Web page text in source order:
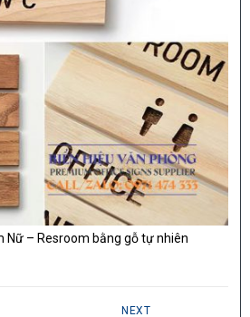
Nữ – Resroom bằng gỗ tự nhiên
NEXT